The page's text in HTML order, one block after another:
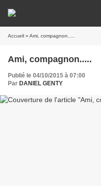
Accueil » Ami, compagnon.....
Ami, compagnon.....
Publié le 04/10/2015 à 07:00
Par DANIEL GENTY